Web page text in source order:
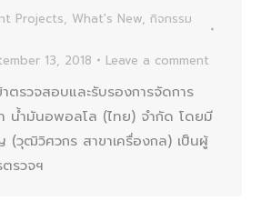
Projects, What's New, กิจกรรม
13, 2018 Leave a comment
ตรวจสอบและรับรองการจัดการ
ำมันอพอลโล (ไทย) จำกัด โดยมี
วุฒิวิศวกร สาขาเครื่องกล) เป็นผู้
รวจฯ